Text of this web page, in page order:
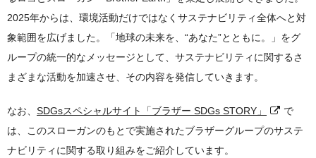
2025年からは、環境活動だけではなくサステナビリティ全体へと対
象範囲を広げました。「地球の未来を、“あなた”とともに。」をグ
ループの統一的なメッセージとして、サステナビリティに関するさ
まざまな活動を加速させ、その内容を発信していきます。
なお、 SDGsスペシャルサイト「ブラザー SDGs STORY」
で
は、このスローガンのもとで実施されたブラザーグループのサステ
ナビリティに関する取り組みをご紹介しています。